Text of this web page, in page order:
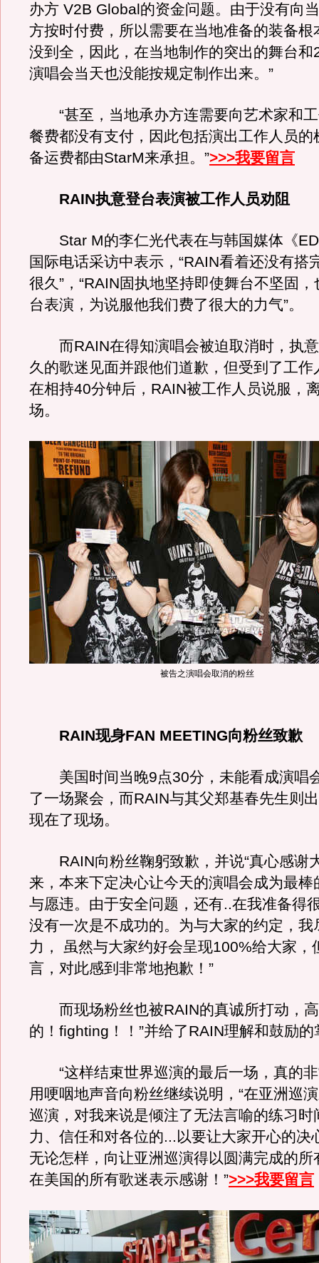
办方 V2B Global的资金问题。由于没有向
方按时付费，所以需要在当地准备的装备根
没到全，因此，在当地制作的突出的舞台和
演唱会当天也没能按规定制作出来。”
“甚至，当地承办方连需要向艺术家和工
餐费都没有支付，因此包括演出工作人员的
备运费都由StarM来承担。”>>>我要留言
RAIN执意登台表演被工作人员劝阻
Star M的李仁光代表在与韩国媒体《
国际电话采访中表示，“RAIN看着还没有搭
很久”，“RAIN固执地坚持即使舞台不坚固
台表演，为说服他我们费了很大的力气”。
而RAIN在得知演唱会被迫取消时，执意
久的歌迷见面并跟他们道歉，但受到了工作
在相持40分钟后，RAIN被工作人员说服，
场。
被告之演唱会取消的粉丝
RAIN现身FAN MEETING向粉丝致歉
美国时间当晚9点30分，未能看成演唱
了一场聚会，而RAIN与其父郑基春先生则
现在了现场。
RAIN向粉丝鞠躬致歉，并说“真心感谢
来，本来下定决心让今天的演唱会成为最棒
与愿违。由于安全问题，还有..在我准备得
没有一次是不成功的。为与大家的约定，我
力， 虽然与大家约好会呈现100%给大家，
言，对此感到非常地抱歉！”
而现场粉丝也被RAIN的真诚所打动，高
的！fighting！！”并给了RAIN理解和鼓励的
“这样结束世界巡演的最后一场，真的非
用哽咽地声音向粉丝继续说明，“在亚洲巡
巡演，对我来说是倾注了无法言喻的练习时
力、信任和对各位的...以要让大家开心的决
无论怎样，向让亚洲巡演得以圆满完成的所
在美国的所有歌迷表示感谢！”>>>我要留言